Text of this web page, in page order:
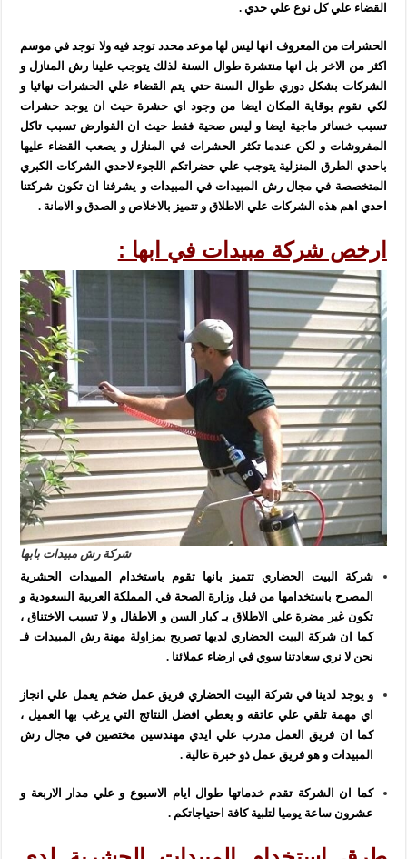
القضاء علي كل نوع علي حدي .
الحشرات من المعروف انها ليس لها موعد محدد توجد فيه ولا توجد في موسم
اكثر من الاخر بل انها منتشرة طوال السنة لذلك يتوجب علينا رش المنازل و
الشركات بشكل دوري طوال السنة حتي يتم القضاء علي الحشرات نهائيا و
لكي نقوم بوقاية المكان ايضا من وجود اي حشرة حيث ان يوجد حشرات
تسبب خسائر ماجية ايضا و ليس صحية فقط حيث ان القوارض تسبب تاكل
المفروشات و لكن عندما تكثر الحشرات في المنازل و يصعب القضاء عليها
باحدي الطرق المنزلية يتوجب علي حضراتكم اللجوء لاحدي الشركات الكبري
المتخصصة في مجال رش المبيدات في المبيدات و يشرفنا ان تكون شركتنا
احدي اهم هذه الشركات علي الاطلاق و تتميز بالاخلاص و الصدق و الامانة .
ارخص شركة مبيدات في ابها :
شركة رش مبيدات بابها
شركة البيت الحضاري تتميز بانها تقوم باستخدام المبيدات الحشرية
المصرح باستخدامها من قبل وزارة الصحة في المملكة العربية السعودية و
تكون غير مضرة علي الاطلاق بـ كبار السن و الاطفال و لا تسبب الاختناق ،
كما ان شركة البيت الحضاري لديها تصريح بمزاولة مهنة رش المبيدات فـ
نحن لا نري سعادتنا سوي في ارضاء عملائنا .
و يوجد لدينا في شركة البيت الحضاري فريق عمل ضخم يعمل علي انجاز
اي مهمة تلقي علي عاتقه و يعطي افضل النتائج التي يرغب بها العميل ،
كما ان فريق العمل مدرب علي ايدي مهندسين مختصين في مجال رش
المبيدات و هو فريق عمل ذو خبرة عالية .
كما ان الشركة تقدم خدماتها طوال ايام الاسبوع و علي مدار الاربعة و
عشرون ساعة يوميا لتلبية كافة احتياجاتكم .